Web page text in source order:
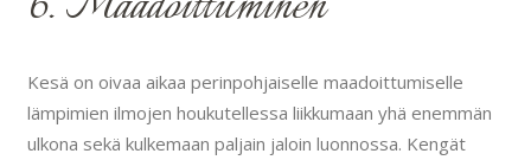
Kesä on oivaa aikaa perinpohjaiselle maadoittumiselle
lämpimien ilmojen houkutellessa liikkumaan yhä enemmän
ulkona sekä kulkemaan paljain jaloin luonnossa. Kengät